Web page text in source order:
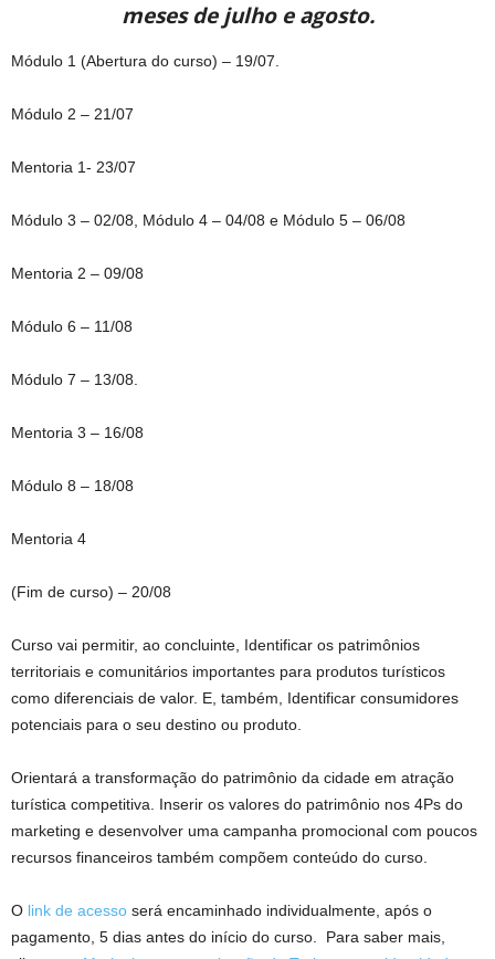
meses de julho e agosto.
Módulo 1 (Abertura do curso) – 19/07.
Módulo 2 – 21/07
Mentoria 1- 23/07
Módulo 3 – 02/08, Módulo 4 – 04/08 e Módulo 5 – 06/08
Mentoria 2 – 09/08
Módulo 6 – 11/08
Módulo 7 – 13/08.
Mentoria 3 – 16/08
Módulo 8 – 18/08
Mentoria 4
(Fim de curso) – 20/08
Curso vai permitir, ao concluinte, Identificar os patrimônios
territoriais e comunitários importantes para produtos turísticos
como diferenciais de valor. E, também, Identificar consumidores
potenciais para o seu destino ou produto.
Orientará a transformação do patrimônio da cidade em atração
turística competitiva. Inserir os valores do patrimônio nos 4Ps do
marketing e desenvolver uma campanha promocional com poucos
recursos financeiros também compõem conteúdo do curso.
O link de acesso será encaminhado individualmente, após o
pagamento, 5 dias antes do início do curso. Para saber mais,